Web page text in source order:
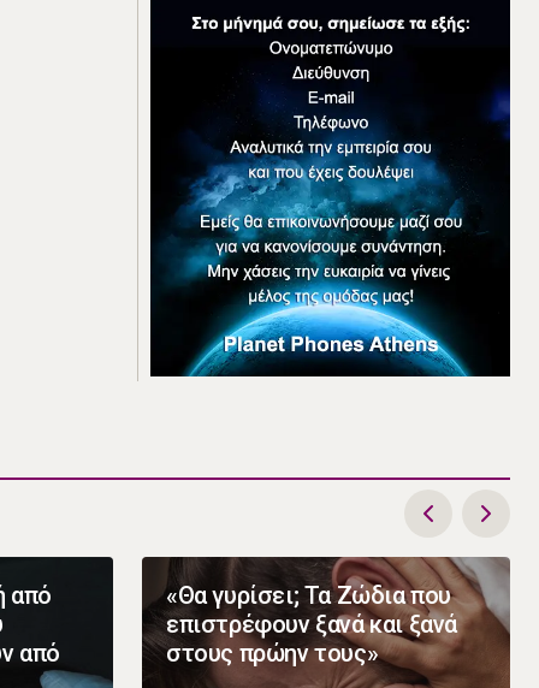
από
από
«Θα γυρίσει; Τα Ζώδια που
επιστρέφουν ξανά και ξανά
στους πρώην τους»